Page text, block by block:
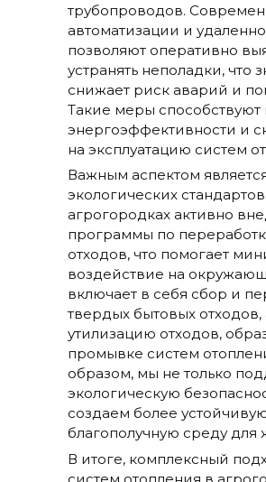
трубопроводов.
автоматизации и
позволяют оперативно
устранять неполадки, что
снижает риск аварий и
Такие меры
энергоэффективности и
на эксплуатацию систем
Важным аспектом
экологических
агрогородках активно
программы по
отходов, что помогает
воздействие на
включает в себя сбор и
твердых бытовых отходов,
утилизацию отходов,
промывке систем
образом, мы не только
экологическую
создаем более
благополучную среду для
В итоге, комплексный